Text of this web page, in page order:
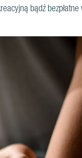
bądź